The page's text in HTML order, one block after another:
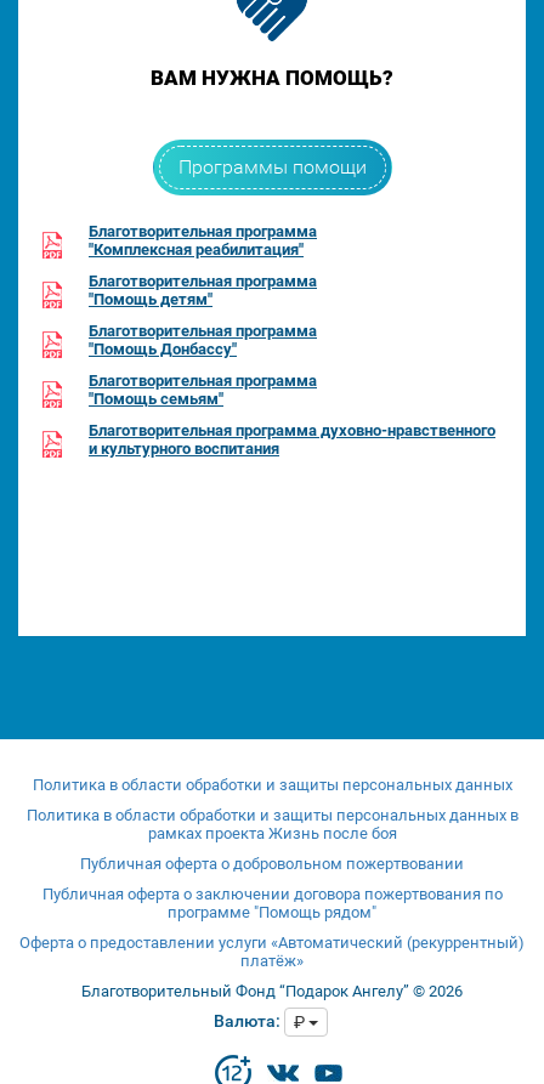
ВАМ НУЖНА ПОМОЩЬ?
Программы помощи
Благотворительная программа
"Комплексная реабилитация"
Благотворительная программа
"Помощь детям"
Благотворительная программа
"Помощь Донбассу"
Благотворительная программа
"Помощь семьям"
Благотворительная программа духовно-нравственного
и культурного воспитания
Политика в области обработки и защиты персональных данных
Политика в области обработки и защиты персональных данных в
рамках проекта Жизнь после боя
Публичная оферта о добровольном пожертвовании
Публичная оферта о заключении договора пожертвования по
программе "Помощь рядом"
Оферта о предоставлении услуги «Автоматический (рекуррентный)
платёж»
Благотворительный Фонд “Подарок Ангелу” © 2026
Валюта: ₽